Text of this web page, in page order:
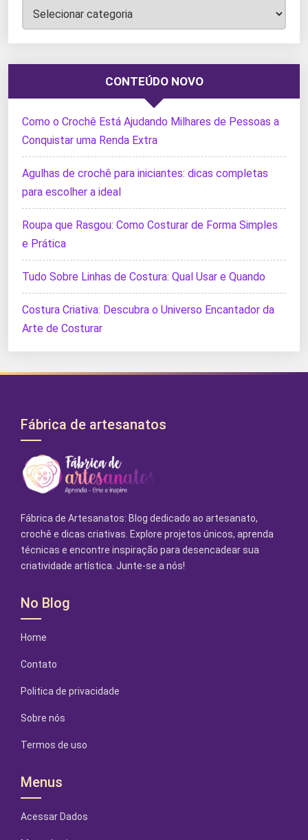
Categorias
CONTEÚDO NOVO
Como o Crochê Está Ajudando Milhares de Pessoas a
Conquistar uma Renda Extra
Agulhas de crochê para iniciantes: dicas completas
para escolher a ideal
Roupa que Rasgou: Como Costurar de Forma Simples
e Prática
Tudo Sobre Linhas de Costura: Qual Usar e Quando
Costura Criativa: Descubra o Universo Encantador da
Arte de Costurar
Fábrica de artesanatos
Fábrica de Artesanatos: Blog dedicado ao artesanato,
crochê e dicas criativas. Explore projetos únicos, aprenda
técnicas e encontre inspiração para desencadear sua
criatividade artística. Junte-se a nós!
No Blog
Home
Contato
Politica de privacidade
Sobre nós
Termos de uso
Menus
Acessar Dados